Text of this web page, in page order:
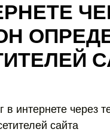
в интернете через
сайта